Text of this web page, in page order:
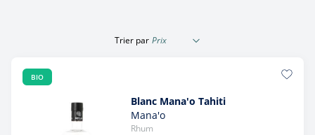
Trier par
BIO
Blanc Mana'o Tahiti
Mana'o
Rhum